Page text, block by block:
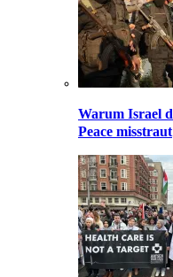
Warum Israel
Peace misstraut